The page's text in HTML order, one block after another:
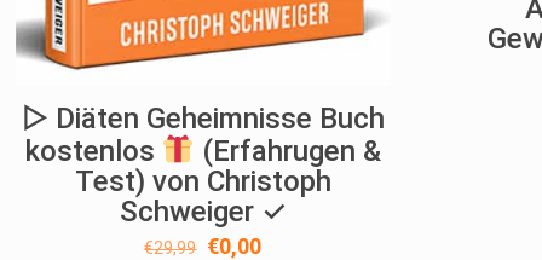
▷ Diäten Geheimnisse Buch
kostenlos
(Erfahrugen &
Test) von Christoph
Schweiger ✓
€29,99 Ursprünglicher
€0,00Aktueller